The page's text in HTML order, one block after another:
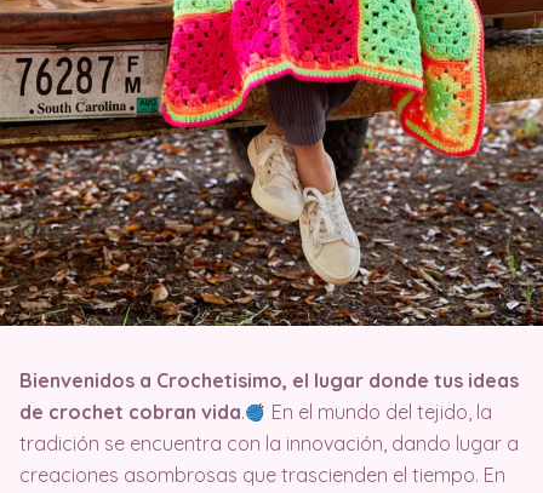
Bienvenidos a Crochetisimo, el lugar donde tus ideas
de crochet cobran vida.
En el mundo del tejido, la
tradición se encuentra con la innovación, dando lugar a
creaciones asombrosas que trascienden el tiempo. En